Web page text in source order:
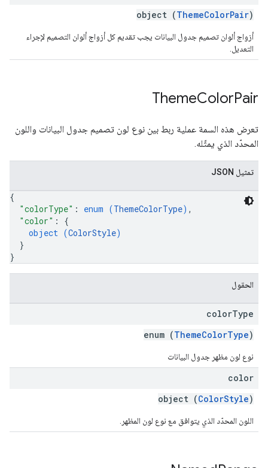
object (ThemeColorPair)
أزواج ألوان تصميم جدول البيانات يجب تقديم كل أزواج ألوان التصميم لإجراء
التعديل.
ThemeColorPair
تعرض هذه السمة عملية ربط بين نوع لون تصميم جدول البيانات واللون
المحدّد الذي يمثّله.
تمثيل JSON
{
"colorType" : enum (ThemeColorType) ,
"color" : {
object (ColorStyle)
}
}
الحقول
colorType
enum (ThemeColorType)
نوع لون مظهر جدول البيانات
color
object (ColorStyle)
اللون المحدّد الذي يتوافق مع نوع لون المظهر.